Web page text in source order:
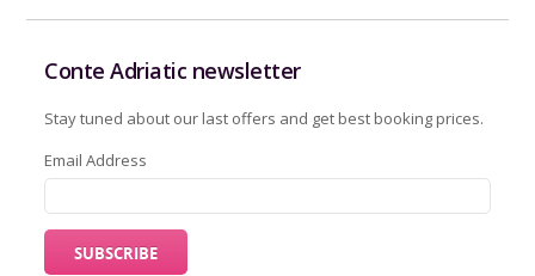
Conte Adriatic newsletter
Stay tuned about our last offers and get best booking prices.
Email Address